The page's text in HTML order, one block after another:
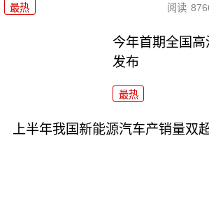
最热 阅读
今年首期全国
发布
最热
上半年我国新能源汽车产销量双